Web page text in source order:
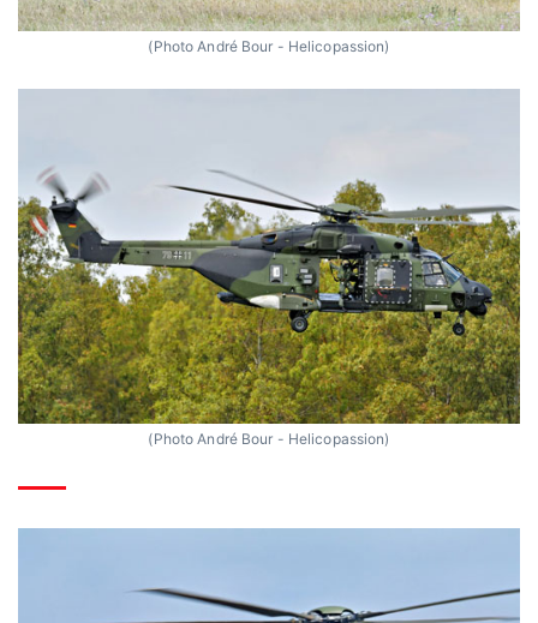
(Photo André Bour - Helicopassion)
(Photo André Bour - Helicopassion)